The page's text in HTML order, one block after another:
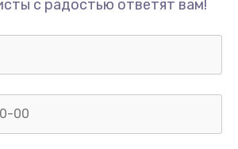
Заказать
с радостью ответят вам!